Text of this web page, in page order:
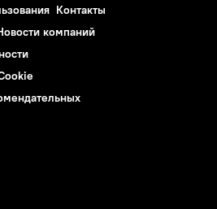
Контакты
компаний